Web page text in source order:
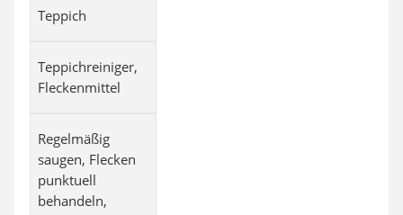
Teppich
Teppichreiniger,
Fleckenmittel
Regelmäßig
saugen, Flecken
punktuell
behandeln,